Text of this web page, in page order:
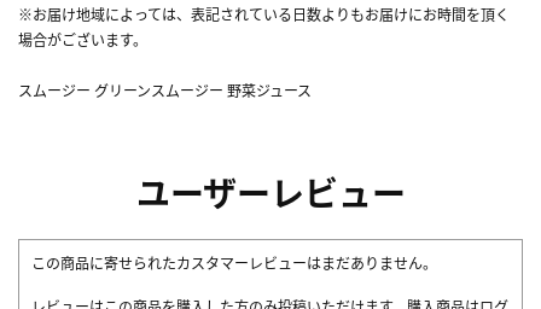
※お届け地域によっては、表記されている日数よりもお届けにお時間を頂く
場合がございます。
スムージー グリーンスムージー 野菜ジュース
ユーザーレビュー
この商品に寄せられたカスタマーレビューはまだありません。